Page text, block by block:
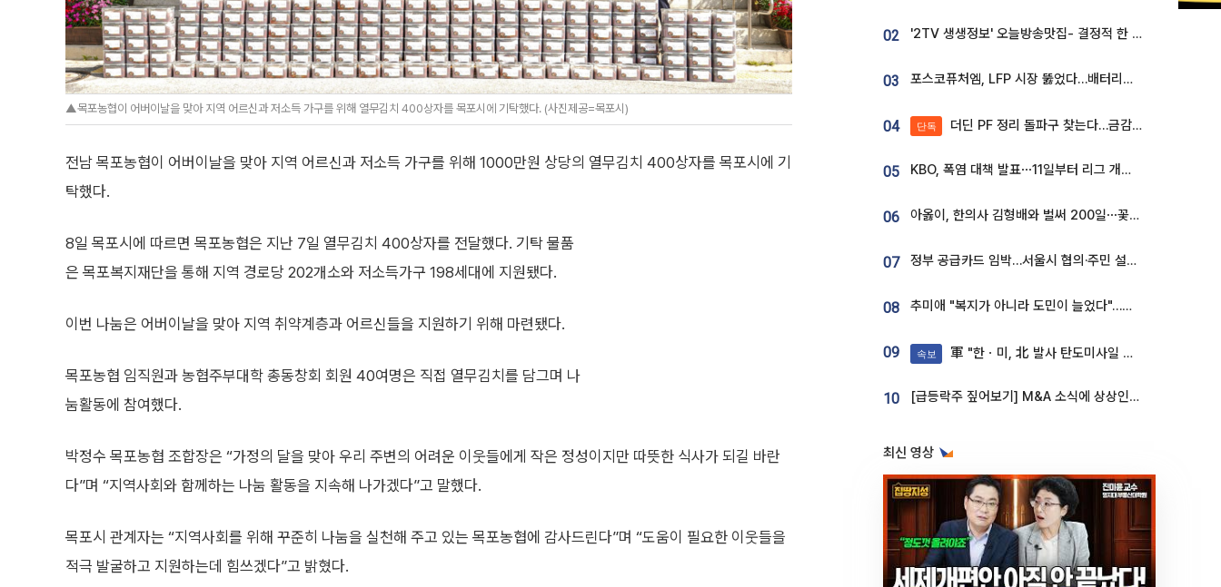
▲목포농협이 어버이날을 맞아 지역 어르신과 저소득 가구를 위해 열무김치 400상자를 목포시에 기탁했다. (사진제공=목포시)
전남 목포농협이 어버이날을 맞아 지역 어르신과 저소득 가구를 위해 1000만원 상당의 열무김치 400상자를 목포시에 기
탁했다.
8일 목포시에 따르면 목포농협은 지난 7일 열무김치 400상자를 전달했다. 기탁 물품
은 목포복지재단을 통해 지역 경로당 202개소와 저소득가구 198세대에 지원됐다.
이번 나눔은 어버이날을 맞아 지역 취약계층과 어르신들을 지원하기 위해 마련됐다.
목포농협 임직원과 농협주부대학 총동창회 회원 40여명은 직접 열무김치를 담그며 나
눔활동에 참여했다.
박정수 목포농협 조합장은 “가정의 달을 맞아 우리 주변의 어려운 이웃들에게 작은 정성이지만 따뜻한 식사가 되길 바란
다”며 “지역사회와 함께하는 나눔 활동을 지속해 나가겠다”고 말했다.
목포시 관계자는 “지역사회를 위해 꾸준히 나눔을 실천해 주고 있는 목포농협에 감사드린다”며 “도움이 필요한 이웃들을
적극 발굴하고 지원하는데 힘쓰겠다”고 밝혔다.
02 '2TV 생생정보' 오늘방송맛집- 결정적 한 수, 3종 메밀면! 메밀 소바 맛집 '의○○○○'
03 포스코퓨처엠, LFP 시장 뚫었다…배터리사와 대규모 장기 공급 합의
04 단독 더딘 PF 정리 돌파구 찾는다…금감원, 1년 반 만에 매각설명회 재개
05 KBO, 폭염 대책 발표⋯11일부터 리그 개시ㆍ경기 오후 7시 시작
06 아옳이, 한의사 김형배와 벌써 200일⋯꽃다발 들고 "프러포즈 아냐"
07 정부 공급카드 임박…서울시 협의·주민 설득이 성패 가른다 [부동산 해법 전쟁]
08 추미애 "복지가 아니라 도민이 늘었다"…재정난 책임론 정면돌파
09 속보 軍 "한ㆍ미, 北 발사 탄도미사일 제원 정밀분석 중"
10 [급등락주 짚어보기] M&A 소식에 상상인증권ㆍ유니켐 ‘상한가’⋯유증 제동 걸린 SK디앤디↑
최신 영상